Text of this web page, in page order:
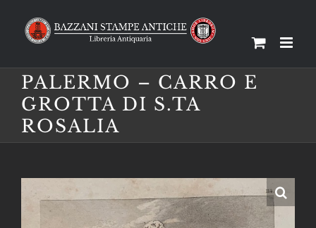
PALERMO – CARRO E
GROTTA DI S.TA
ROSALIA